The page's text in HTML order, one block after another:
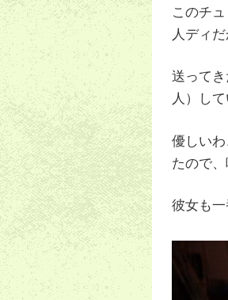
このチ
人ディ
送って
人）して
優しい
たので、
彼女も一